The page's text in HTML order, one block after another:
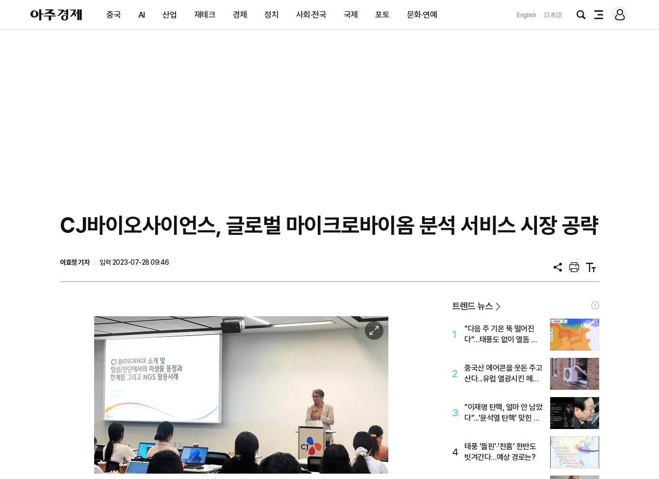
아
주
제
중국 AI 산업 재테크 경제 정치 사회·전국 국제 포토 문화·연예 English 日本語
검
전
메
그
​CJ바이오사이언스, 글로벌 마이크로바이옴 분석 서비스 시장 공략
이효정 기자
입력 2023-07-28 09:46
공
프
트
텍
트
이
미
지
트렌드 뉴스
1
"다음 주 기온 뚝 떨어진
다"…태풍도 없이 열돔 박
2
중국산 에어콘을 웃돈 주고
산다...유럽 열광시킨 메이
3
"이재명 탄핵, 얼마 안 남았
다"...'윤석열 탄핵' 맞힌 무
4
태풍 '돌핀'·'찬홈' 한반도
빗겨간다…예상 경로는?